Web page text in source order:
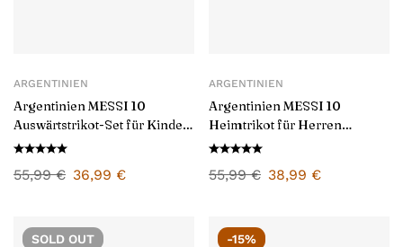
ARGENTINIEN
Argentinien MESSI 10
Auswärtstrikot-Set für Kinder
2024/25
55,99€ 36,99 €
ARGENTINIEN
Argentinien MESSI 10
Heimtrikot für Herren
2024/25
55,99€ 38,99 €
SOLD OUT -15%